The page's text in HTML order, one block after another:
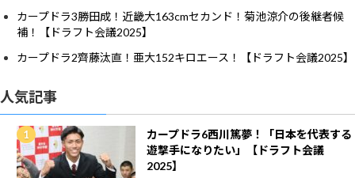
カープドラ3勝田成！近畿大163cmセカンド！菊池涼介の後継者候
補！【ドラフト会議2025】
カープドラ2齊藤汰直！亜大152キロエース！【ドラフト会議2025】
人気記事
カープドラ6西川篤夢！「日本を代表する
遊撃手になりたい」【ドラフト会議
2025】